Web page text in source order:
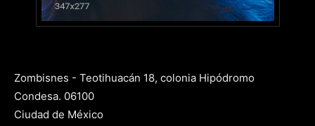
Zombisnes - Teotihuacán 18, colonia Hipódromo
Condesa. 06100
Ciudad de México